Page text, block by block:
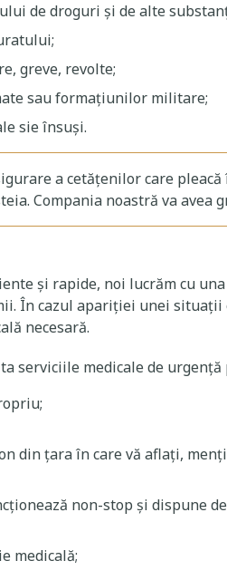
de droguri şi de alte
greve, revolte;
sau formaţiunilor militare;
sie însuşi.
a cetățenilor care
Compania noastră va avea
și rapide, noi lucrăm cu
În cazul apariţiei unei
necesară.
serviciile medicale de
din țara în care vă aflați,
non-stop și dispune
medicală;